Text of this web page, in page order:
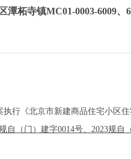
潭柘寺镇MC01-0003-6009
执行《北京市新建商品住宅小区
自（门）建字0014号、2023规自